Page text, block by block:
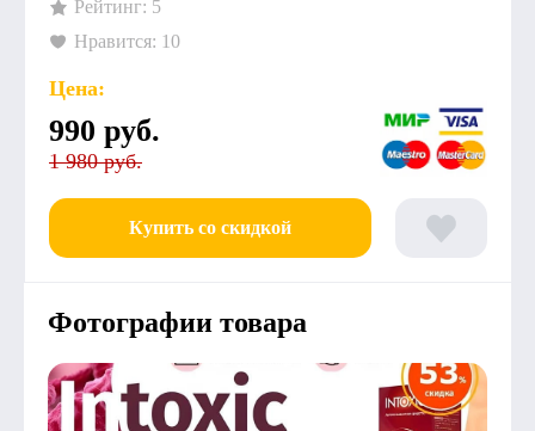
Рейтинг: 5
Нравится: 10
Цена:
990 руб.
1 980 руб.
Купить со скидкой
Фотографии товара